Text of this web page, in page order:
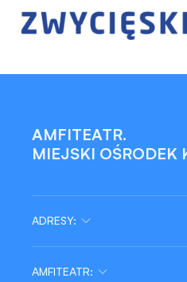
AMFITEATR.
MIEJSKI OŚRODEK
ADRESY:
AMFITEATR: